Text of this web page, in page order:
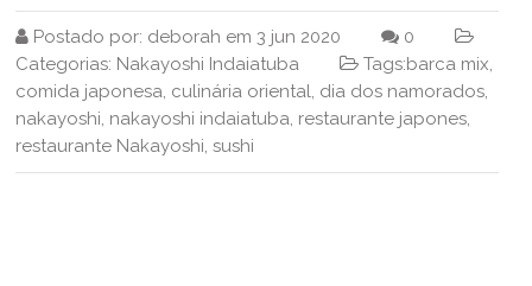
Postado por: deborah em3 jun 2020
0
Categorias: Nakayoshi Indaiatuba Tags:barca mix,
comida japonesa, culinária oriental, dia dos namorados,
nakayoshi, nakayoshi indaiatuba, restaurante japones,
restaurante Nakayoshi,sushi